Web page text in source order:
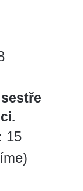
15